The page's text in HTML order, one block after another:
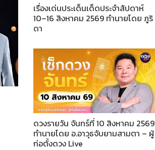
เรื่องเด่นประเด็นเด็ดประจำสัปดาห์
10–16 สิงหาคม 2569 ทำนายโดย ภูริ
ดา
ดวงรายวัน จันทร์ที่ 10 สิงหาคม 2569
ทำนายโดย อ.อาวุธจับยามสามตา – ผู้
ก่อตั้งดวง Live